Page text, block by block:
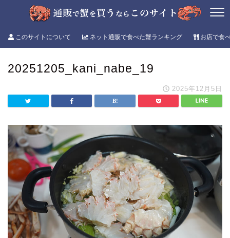
このサイトについて ネット通販で食べた蟹ランキング お店で食
20251205_kani_nabe_19
2025年12月5日